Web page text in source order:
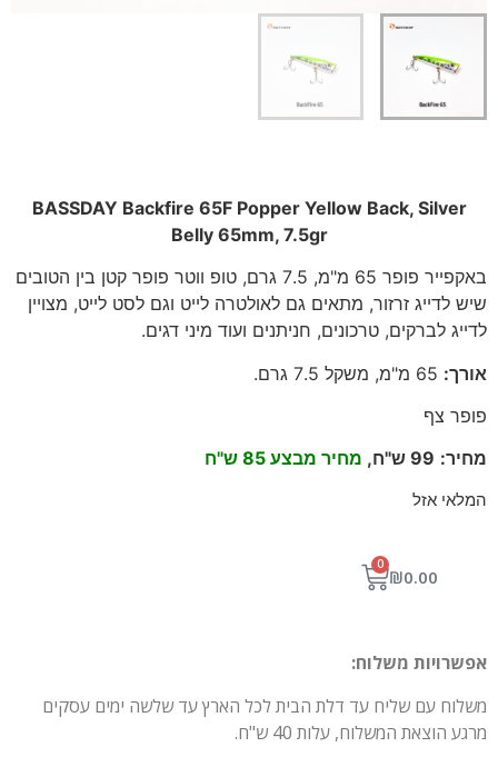
BASSDAY Backfire 65F Popper Yellow Back, Silver
Belly 65mm, 7.5gr
באקפייר פופר 65 מ"מ, 7.5 גרם, טופ ווטר פופר קטן בין הטובים
שיש לדייג זרזור, מתאים גם לאולטרה לייט וגם לסט לייט, מצויין
לדייג לברקים, טרכונים, חניתנים ועוד מיני דגים.
אורך: מ"מ, משקל 7.5 גרם
.
פופר צף
מחיר:
99 ש"ח, מחיר מבצע 85 ש"ח
המלאי אזל
₪0.00
0
אפשרויות משלוח:
משלוח עם שליח עד דלת הבית לכל הארץ עד שלשה ימים עסקים
מרגע הוצאת המשלוח, עלות 40 ש"ח.